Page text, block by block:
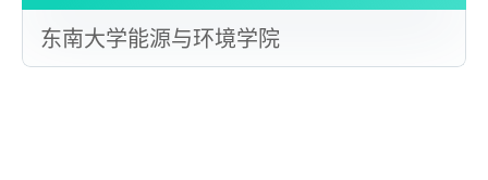
东南大学能源与环境学院